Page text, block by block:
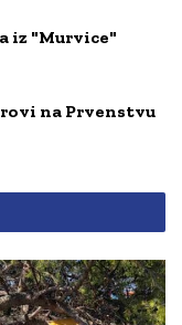
iz "Murvice"
na Prvenstvu